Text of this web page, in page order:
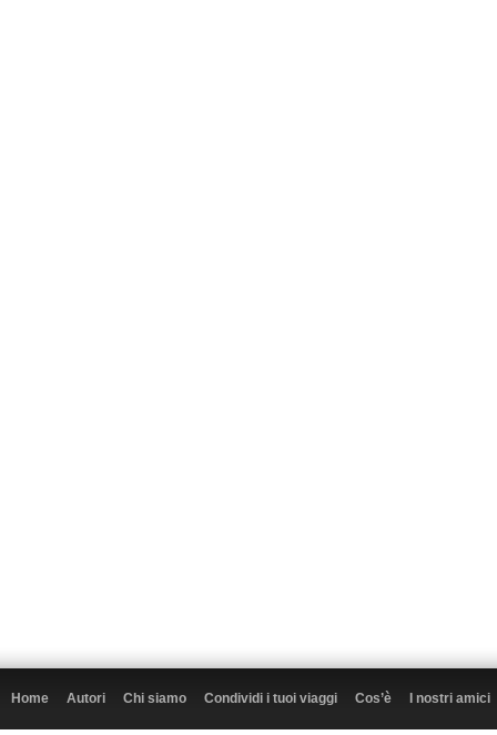
Home Autori Chi siamo Condividi i tuoi viaggi Cos’è I nostri amici